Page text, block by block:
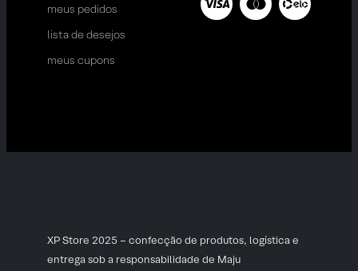
meus pedidos
lista de desejos
meus cupons
XP Store 2025 – confecção de produtos, logística e
entrega sob a responsabilidade de Maju